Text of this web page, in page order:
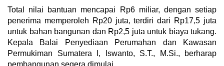
Total nilai bantuan mencapai Rp6 miliar, dengan setiap
penerima memperoleh Rp20 juta, terdiri dari Rp17,5 juta
untuk bahan bangunan dan Rp2,5 juta untuk biaya tukang.
Kepala Balai Penyediaan Perumahan dan Kawasan
Permukiman Sumatera I, Iswanto, S.T., M.Si., berharap
pembangunan segera dimulai.